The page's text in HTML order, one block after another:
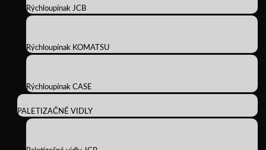
Rýchloupínak JCB
Rýchloupínak KOMATSU
Rýchloupínak CASE
PALETIZAČNÉ VIDLY